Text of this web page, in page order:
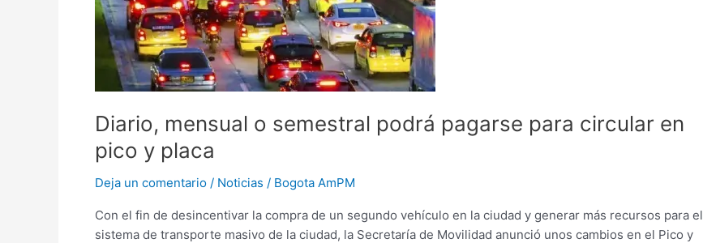
Diario, mensual o semestral podrá pagarse para circular en
pico y placa
Deja un comentario / Noticias / Bogota AmPM
Con el fin de desincentivar la compra de un segundo vehículo en la ciudad y generar más recursos para el
sistema de transporte masivo de la ciudad, la Secretaría de Movilidad anunció unos cambios en el Pico y
circular
en
pico
placa